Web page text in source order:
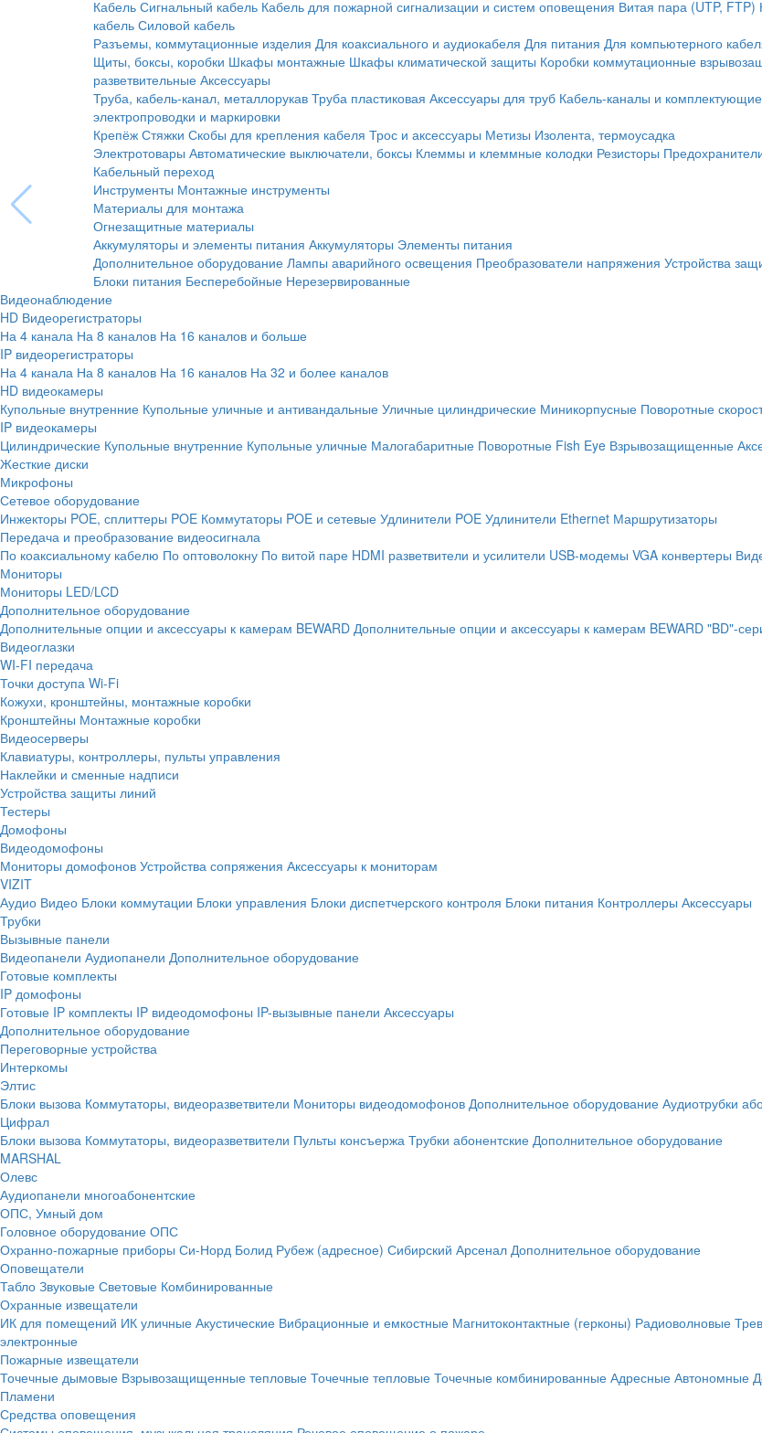
Кабель Сигнальный кабель Кабель для пожарной сигнализации и систем оповещения Витая пара (UTP, FTP)
кабель Силовой кабель
Разъемы, коммутационные изделия Для коаксиального и аудиокабеля Для питания Для компьютерного
Щиты, боксы, коробки Шкафы монтажные Шкафы климатической защиты Коробки коммутационные
разветвительные Аксессуары
Труба, кабель-канал, металлорукав Труба пластиковая Аксессуары для труб Кабель-каналы и комплектующие
электропроводки и маркировки
Крепёж Стяжки Скобы для крепления кабеля Трос и аксессуары Метизы Изолента, термоусадка
Электротовары Автоматические выключатели, боксы Клеммы и клеммные колодки Резисторы
Кабельный переход
Инструменты Монтажные инструменты
Материалы для монтажа
Огнезащитные материалы
Аккумуляторы и элементы питания Аккумуляторы Элементы питания
Дополнительное оборудование Лампы аварийного освещения Преобразователи напряжения Устройства
Блоки питания Бесперебойные Нерезервированные
Видеонаблюдение
HD Видеорегистраторы
На 4 канала На 8 каналов На 16 каналов и больше
IP видеорегистраторы
На 4 канала На 8 каналов На 16 каналов На 32 и более каналов
HD видеокамеры
Купольные внутренние Купольные уличные и антивандальные Уличные цилиндрические Миникорпусные Поворотные
IP видеокамеры
Цилиндрические Купольные внутренние Купольные уличные Малогабаритные Поворотные Fish Eye Взрывозащищенные
Жесткие диски
Микрофоны
Сетевое оборудование
Инжекторы POE, сплиттеры POE Коммутаторы POE и сетевые Удлинители POE Удлинители Ethernet Маршрутизаторы
Передача и преобразование видеосигнала
По коаксиальному кабелю По оптоволокну По витой паре HDMI разветвители и усилители USB-модемы VGA конвертеры
Мониторы
Мониторы LED/LCD
Дополнительное оборудование
Дополнительные опции и аксессуары к камерам BEWARD Дополнительные опции и аксессуары к камерам BEWARD "BD"-
Видеоглазки
WI-FI передача
Точки доступа Wi-Fi
Кожухи, кронштейны, монтажные коробки
Кронштейны Монтажные коробки
Видеосерверы
Клавиатуры, контроллеры, пульты управления
Наклейки и сменные надписи
Устройства защиты линий
Тестеры
Домофоны
Видеодомофоны
Мониторы домофонов Устройства сопряжения Аксессуары к мониторам
VIZIT
Аудио Видео Блоки коммутации Блоки управления Блоки диспетчерского контроля Блоки питания Контроллеры Аксессуары
Трубки
Вызывные панели
Видеопанели Аудиопанели Дополнительное оборудование
Готовые комплекты
IP домофоны
Готовые IP комплекты IP видеодомофоны IP-вызывные панели Аксессуары
Дополнительное оборудование
Переговорные устройства
Интеркомы
Элтис
Блоки вызова Коммутаторы, видеоразветвители Мониторы видеодомофонов Дополнительное оборудование Аудиотрубки
Цифрал
Блоки вызова Коммутаторы, видеоразветвители Пульты консъержа Трубки абонентские Дополнительное оборудование
MARSHAL
Олевс
Аудиопанели многоабонентские
ОПС, Умный дом
Головное оборудование ОПС
Охранно-пожарные приборы Си-Норд Болид Рубеж (адресное) Сибирский Арсенал Дополнительное оборудование
Оповещатели
Табло Звуковые Световые Комбинированные
Охранные извещатели
ИК для помещений ИК уличные Акустические Вибрационные и емкостные Магнитоконтактные (герконы) Радиоволновые
электронные
Пожарные извещатели
Точечные дымовые Взрывозащищенные тепловые Точечные тепловые Точечные комбинированные Адресные Автономные
Пламени
Средства оповещения